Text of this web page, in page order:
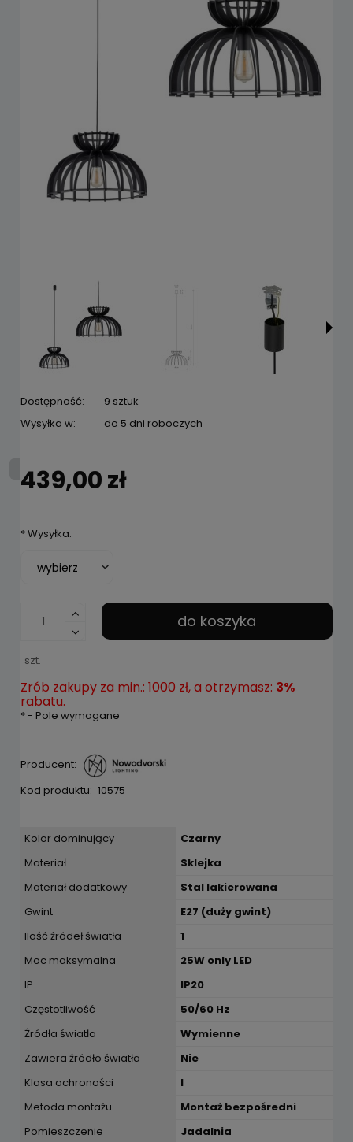
Dostępność:
9 sztuk
Wysyłka w:
do 5 dni roboczych
439,00 zł
*Wysyłka:
szt.
do koszyka
Zrób zakupy za min.: 1000 zł, a otrzymasz: 3%
rabatu.
*- Pole wymagane
Producent:
Kod produktu: 10575
Kolor dominujący
Czarny
Materiał
Sklejka
Materiał dodatkowy
Stal lakierowana
Gwint
E27 (duży gwint)
Ilość źródeł światła
1
Moc maksymalna
25W only LED
IP
IP20
Częstotliwość
50/60 Hz
Źródła światła
Wymienne
Zawiera źródło światła
Nie
Klasa ochroności
I
Metoda montażu
Montaż bezpośredni
Pomieszczenie
Jadalnia